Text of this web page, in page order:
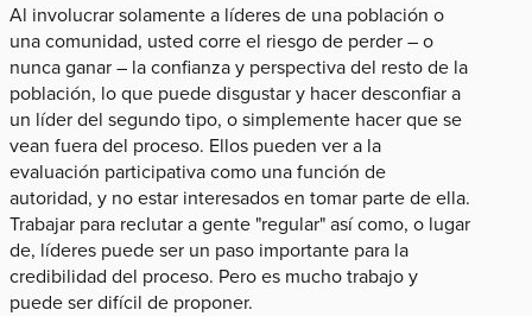
Al involucrar solamente a líderes de una población o
una comunidad, usted corre el riesgo de perder – o
nunca ganar – la confianza y perspectiva del resto de la
población, lo que puede disgustar y hacer desconfiar a
un líder del segundo tipo, o simplemente hacer que se
vean fuera del proceso. Ellos pueden ver a la
evaluación participativa como una función de
autoridad, y no estar interesados en tomar parte de ella.
Trabajar para reclutar a gente "regular" así como, o lugar
de, líderes puede ser un paso importante para la
credibilidad del proceso. Pero es mucho trabajo y
puede ser difícil de proponer.